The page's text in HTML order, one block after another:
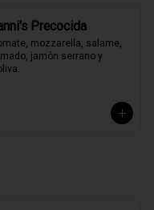
Precocida
mozzarella, salame,
jamón serrano y